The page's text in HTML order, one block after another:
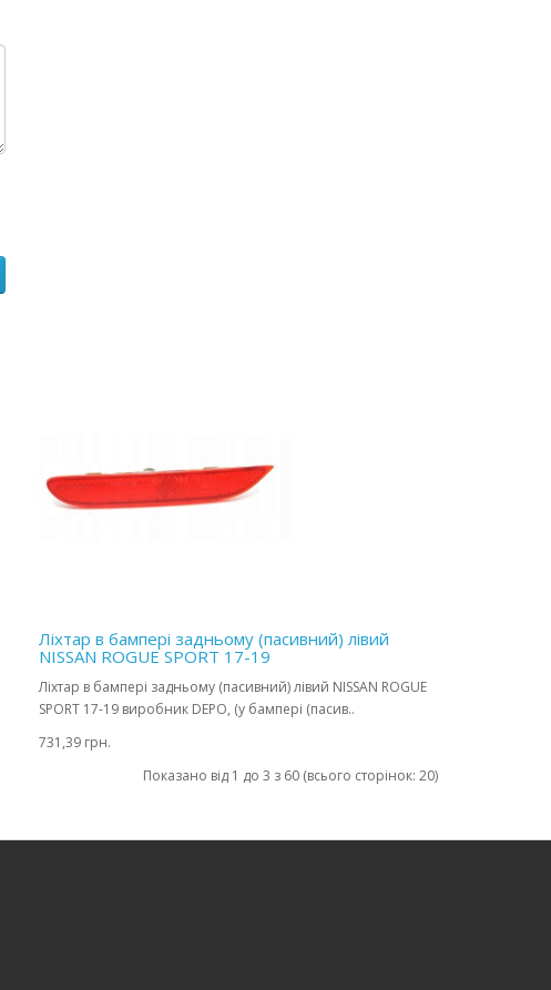
Ліхтар в бампері задньому (пасивний) лівий
NISSAN ROGUE SPORT 17-19
Ліхтар в бампері задньому (пасивний) лівий NISSAN ROGUE
SPORT 17-19 виробник DEPO, (у бампері (пасив..
731,39 грн.
Показано від 1 до 3 з 60 (всього сторінок: 20)